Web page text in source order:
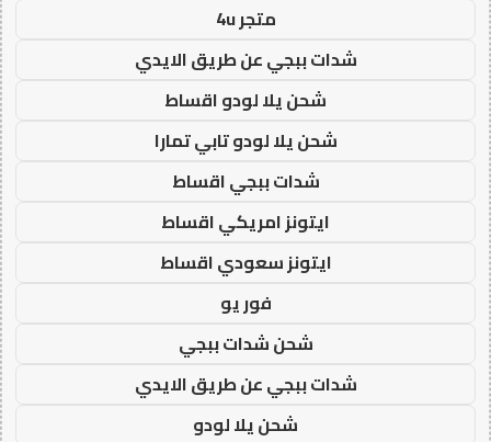
متجر 4u
شدات ببجي عن طريق الايدي
شحن يلا لودو اقساط
شحن يلا لودو تابي تمارا
شدات ببجي اقساط
ايتونز امريكي اقساط
ايتونز سعودي اقساط
فور يو
شحن شدات ببجي
شدات ببجي عن طريق الايدي
شحن يلا لودو